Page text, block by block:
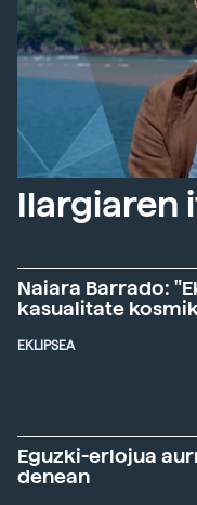
Ilargiaren
Naiara Barrado:
kasualitate
EKLIPSEA
Eguzki-erlojua
denean